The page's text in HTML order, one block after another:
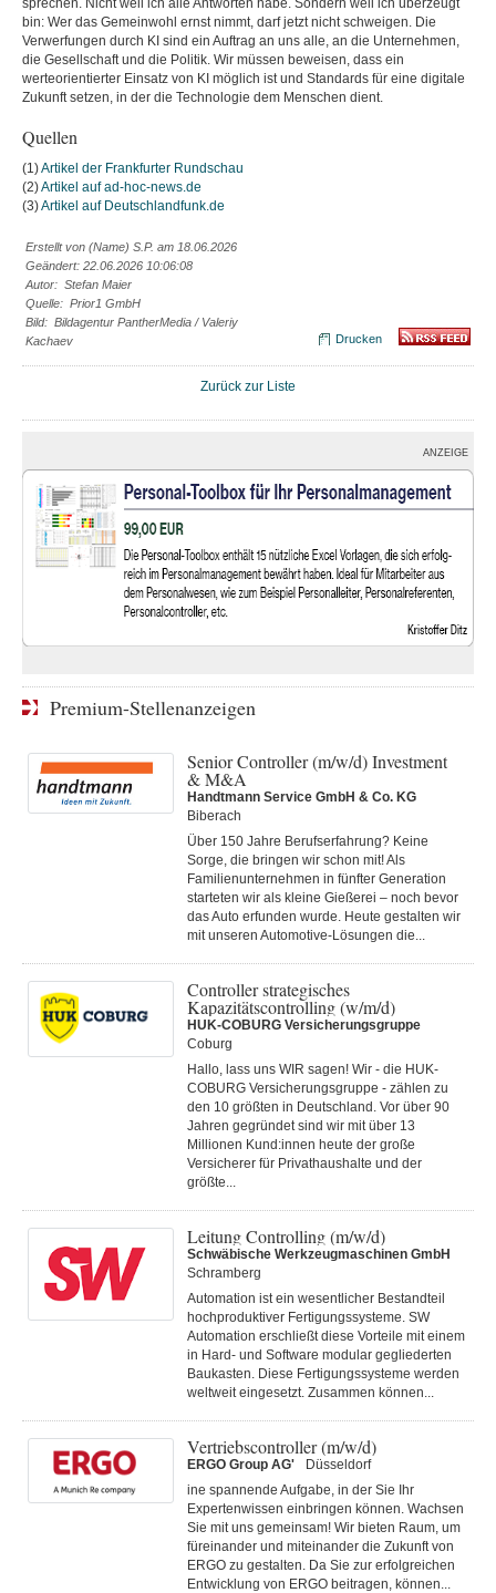
sprechen. Nicht weil ich alle Antworten habe. Sondern weil ich überzeugt
bin: Wer das Gemeinwohl ernst nimmt, darf jetzt nicht schweigen. Die
Verwerfungen durch KI sind ein Auftrag an uns alle, an die Unternehmen,
die Gesellschaft und die Politik. Wir müssen beweisen, dass ein
werteorientierter Einsatz von KI möglich ist und Standards für eine digitale
Zukunft setzen, in der die Technologie dem Menschen dient.
Quellen
(1)Artikel der Frankfurter Rundschau
(2)Artikel auf ad-hoc-news.de
(3)Artikel auf Deutschlandfunk.de
Erstellt von (Name) S.P. am 18.06.2026
Geändert: 22.06.2026 10:06:08
Autor: Stefan Maier
Quelle: Prior1 GmbH
Bild: Bildagentur PantherMedia / Valeriy
Kachaev
Drucken
Zurück zur Liste
ANZEIGE
Premium-Stellenanzeigen
Senior Controller (m/w/d) Investment
& M&A
Handtmann Service GmbH & Co. KG
Biberach
Über 150 Jahre Berufserfahrung? Keine
Sorge, die bringen wir schon mit! Als
Familienunternehmen in fünfter Generation
starteten wir als kleine Gießerei – noch bevor
das Auto erfunden wurde. Heute gestalten wir
mit unseren Automotive-Lösungen die...
Controller strategisches
Kapazitätscontrolling (w/m/d)
HUK-COBURG Versicherungsgruppe
Coburg
Hallo, lass uns WIR sagen! Wir - die HUK-
COBURG Versicherungsgruppe - zählen zu
den 10 größten in Deutschland. Vor über 90
Jahren gegründet sind wir mit über 13
Millionen Kund:innen heute der große
Versicherer für Privathaushalte und der
größte...
Leitung Controlling (m/w/d)
Schwäbische Werkzeugmaschinen GmbH
Schramberg
Automation ist ein wesentlicher Bestandteil
hochproduktiver Fertigungssysteme. SW
Automation erschließt diese Vorteile mit einem
in Hard- und Software modular gegliederten
Baukasten. Diese Fertigungs­systeme werden
weltweit eingesetzt. Zusammen können...
Vertriebscontroller (m/w/d)
ERGO Group AG'
Düsseldorf
ine spannende Aufgabe, in der Sie Ihr
Expertenwissen einbringen können. Wachsen
Sie mit uns gemeinsam! Wir bieten Raum, um
füreinander und miteinander die Zukunft von
ERGO zu gestalten. Da Sie zur erfolgreichen
Entwicklung von ERGO beitragen, können...